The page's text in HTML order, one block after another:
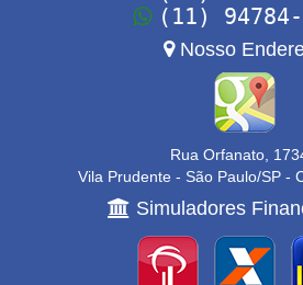
(11) 94784-
Nosso
Rua Orfanato,
Vila Prudente - São Paulo/SP -
Simuladores